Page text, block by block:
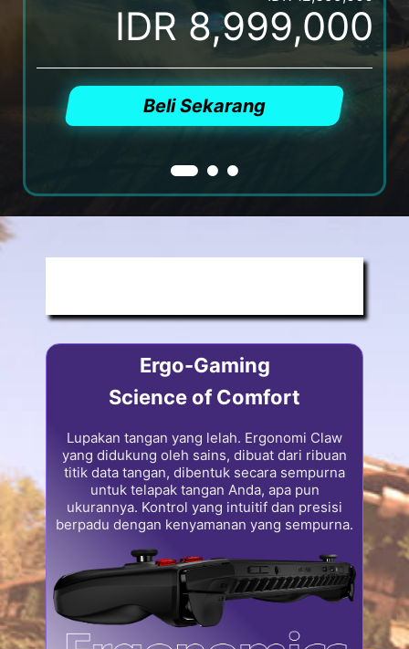
IDR 8,999,000
Beli Sekarang
Ergo-Gaming
Science of Comfort
Lupakan tangan yang lelah. Ergonomi Claw
yang didukung oleh sains, dibuat dari ribuan
titik data tangan, dibentuk secara sempurna
untuk telapak tangan Anda, apa pun
ukurannya. Kontrol yang intuitif dan presisi
berpadu dengan kenyamanan yang sempurna.